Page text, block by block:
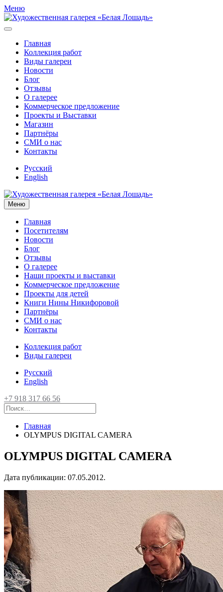
Меню
Главная
Коллекция работ
Виды галереи
Новости
Блог
Отзывы
О галерее
Коммерческое предложение
Проекты и Выставки
Магазин
Партнёры
СМИ о нас
Контакты
Русский
English
Меню
Главная
Посетителям
Новости
Блог
Отзывы
О галерее
Наши проекты и выставки
Коммерческое предложение
Проекты для детей
Книги Нины Никифоровой
Партнёры
СМИ о нас
Контакты
Коллекция работ
Виды галереи
Русский
English
+7 918 317 66 56
Главная
OLYMPUS DIGITAL CAMERA
OLYMPUS DIGITAL CAMERA
Дата публикации: 07.05.2012.